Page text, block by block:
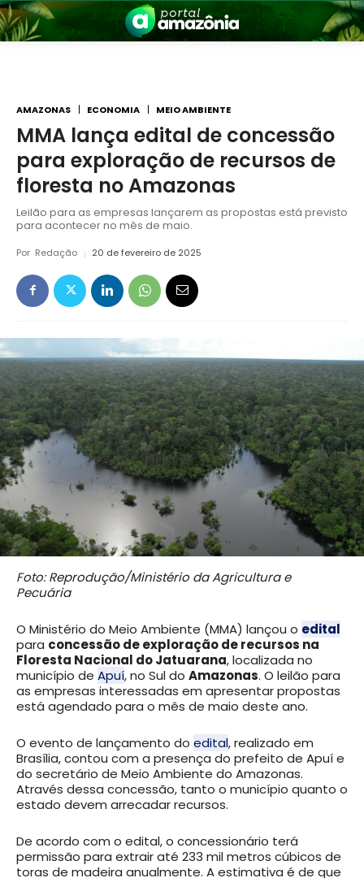
AMAZONAS ECONOMIA MEIO AMBIENTE
MMA lança edital de concessão
para exploração de recursos de
floresta no Amazonas
Leilão para as empresas lançarem as propostas está previsto
para acontecer no mês de maio.
Por Redação 20 de fevereiro de 2025
Foto: Reprodução/Ministério da Agricultura e
Pecuária
O Ministério do Meio Ambiente (MMA) lançou o edital
para concessão de exploração de recursos na
Floresta Nacional do Jatuarana, localizada no
município de Apuí, no Sul do Amazonas. O leilão para
as empresas interessadas em apresentar propostas
está agendado para o mês de maio deste ano.
O evento de lançamento do edital, realizado em
Brasília, contou com a presença do prefeito de Apuí e
do secretário de Meio Ambiente do Amazonas.
Através dessa concessão, tanto o município quanto o
estado devem arrecadar recursos.
De acordo com o edital, o concessionário terá
permissão para extrair até 233 mil metros cúbicos de
toras de madeira anualmente. A estimativa é de que